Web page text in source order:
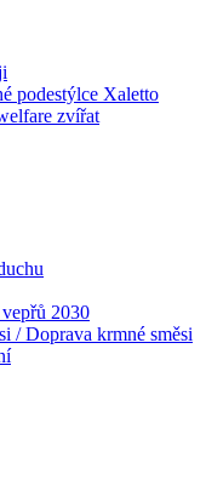
podestýlce Xaletto
zvířat
2030
/ Doprava krmné směsi